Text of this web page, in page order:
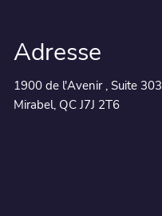
Adresse
1900 de l'Avenir , Suite 303
Mirabel, QC J7J 2T6